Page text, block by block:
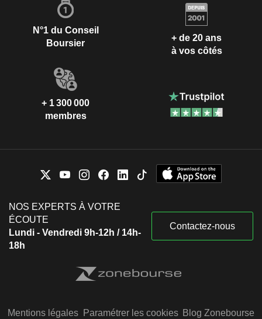
N°1 du Conseil
Boursier
+ de 20 ans
à vos côtés
+ 1 300 000
membres
NOS EXPERTS À VOTRE
ÉCOUTE
Lundi - Vendredi 9h-12h / 14h-
18h
Contactez-nous
Mentions légales Paramétrer les cookies Blog Zonebourse